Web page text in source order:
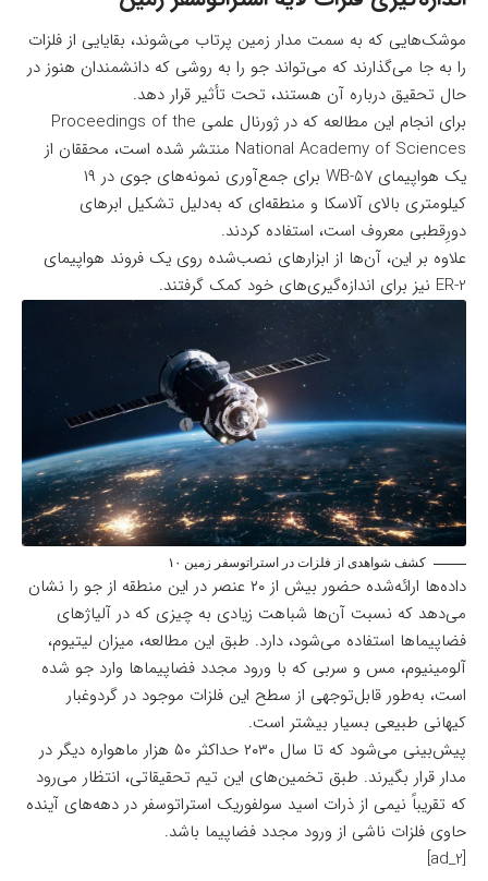
موشک‌هایی که به سمت مدار زمین پرتاب می‌شوند، بقایایی از فلزات
را به جا می‌گذارند که می‌تواند جو را به روشی که دانشمندان هنوز در
حال تحقیق درباره آن هستند، تحت تأثیر قرار دهد.
برای انجام این مطالعه که در
ژورنال علمی Proceedings of the
National Academy of Sciences منتشر شده است، محققان از
یک هواپیمای WB-57 برای جمع‌آوری نمونه‌های جوی در ۱۹
کیلومتری بالای آلاسکا و منطقه‌ای که به‌دلیل تشکیل ابرهای
دورِقطبی معروف است، استفاده کردند.
علاوه بر این، آن‌ها از ابزارهای نصب‌شده روی یک فروند هواپیمای
ER-2 نیز برای اندازه‌گیری‌های خود کمک گرفتند.
کشف شواهدی از فلزات در استراتوسفر زمین ۱۰
داده‌ها ارائه‌شده حضور بیش از ۲۰ عنصر در این منطقه از جو را نشان
می‌دهد که نسبت آن‌ها شباهت زیادی به چیزی که در آلیاژهای
فضاپیماها استفاده می‌شود، دارد. طبق این مطالعه، میزان لیتیوم،
آلومینیوم، مس و سربی که با ورود مجدد فضاپیماها وارد جو شده
است، به‌طور قابل‌توجهی از سطح این فلزات موجود در گردوغبار
کیهانی طبیعی بسیار بیشتر است.
پیش‌بینی می‌شود که تا سال ۲۰۳۰ حداکثر ۵۰ هزار ماهواره دیگر در
مدار قرار بگیرند. طبق تخمین‌های این تیم تحقیقاتی، انتظار می‌رود
که تقریباً نیمی از ذرات اسید سولفوریک استراتوسفر در دهه‌های آینده
حاوی فلزات ناشی از ورود مجدد فضاپیما باشد.
[ad_2]